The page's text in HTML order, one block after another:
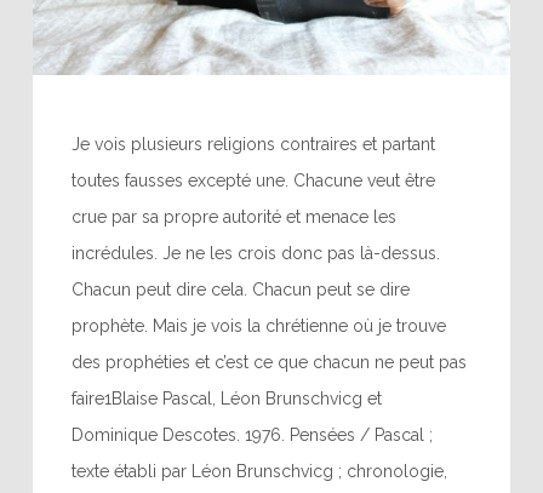
Je vois plusieurs religions contraires et partant
toutes fausses excepté une. Chacune veut être
crue par sa propre autorité et menace les
incrédules. Je ne les crois donc pas là-dessus.
Chacun peut dire cela. Chacun peut se dire
prophète. Mais je vois la chrétienne où je trouve
des prophéties et c’est ce que chacun ne peut pas
faire1Blaise Pascal, Léon Brunschvicg et
Dominique Descotes. 1976. Pensées / Pascal ;
texte établi par Léon Brunschvicg ; chronologie,